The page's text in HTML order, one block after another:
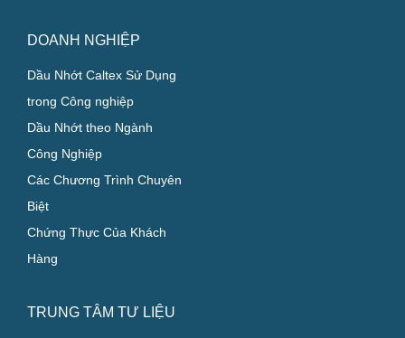
DOANH NGHIỆP
Dầu Nhớt Caltex Sử Dụng
trong Công nghiệp
Dầu Nhớt theo Ngành
Công Nghiệp
Các Chương Trình Chuyên
Biệt
Chứng Thực Của Khách
Hàng
TRUNG TÂM TƯ LIỆU